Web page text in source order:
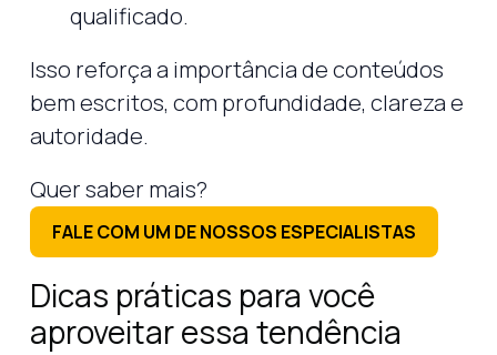
qualificado.
Isso reforça a importância de conteúdos
bem escritos, com profundidade, clareza e
autoridade.
Quer saber mais?
FALE COM UM DE NOSSOS ESPECIALISTAS
Dicas práticas para você
aproveitar essa tendência